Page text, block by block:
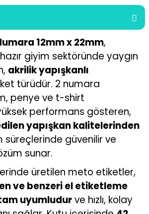
12mm x 22mm,
giyim sektöründe yaygın
akrilik yapışkanlı
türüdür. 2 numara
penye ve t-shirt
performans gösteren,
yapışkan kalitelerinden
süreçlerinde güvenilir ve
sunar.
üretilen meto etiketler,
ve benzeri el etiketleme
uyumludurve hızlı, kolay